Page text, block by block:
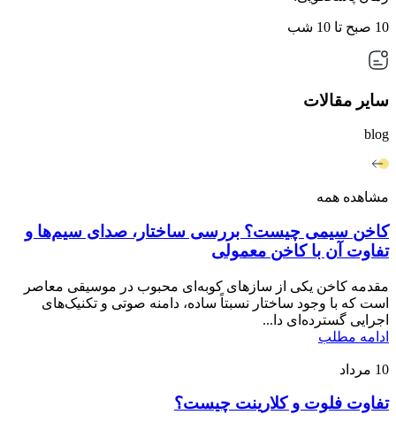
10 صبح تا 10 شب
سایر مقالات
blog
مشاهده همه
کاخن سیمی چیست؟ بررسی ساختار، صدای سیم‌ها و
تفاوت آن با کاخن معمولی
مقدمه کاخن یکی از سازهای کوبه‌ای محبوب در موسیقی معاصر
است که با وجود ساختار نسبتاً ساده، دامنه صوتی و تکنیک‌های
اجرایی گسترده‌ای دا...
ادامه مطلب
10 مرداد
تفاوت فلوت و کلارینت چیست؟